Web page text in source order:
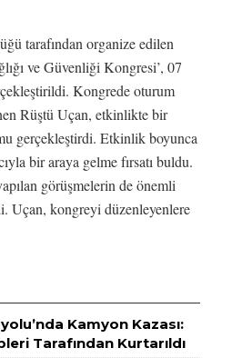
tarafından organize edilen
ve Güvenliği Kongresi’, 07
Kongrede oturum
Rüştü Uçan, etkinlikte bir
gerçekleştirdi. Etkinlik boyunca
bir araya gelme fırsatı buldu.
görüşmelerin de önemli
Uçan, kongreyi düzenleyenlere
Kamyon Kazası:
Tarafından Kurtarıldı